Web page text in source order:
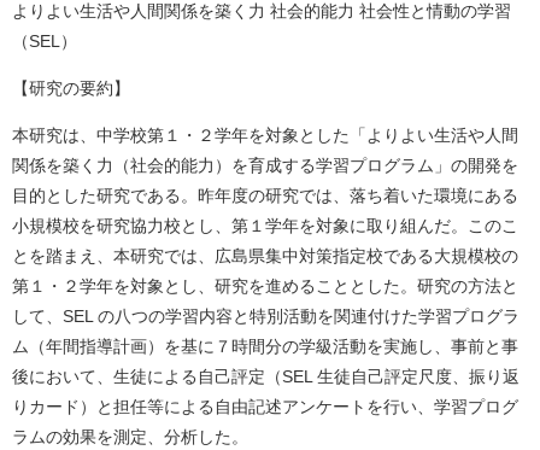
よりよい生活や人間関係を築く力 社会的能力 社会性と情動の学習
（SEL）
【研究の要約】
本研究は、中学校第１・２学年を対象とした「よりよい生活や人間
関係を築く力（社会的能力）を育成する学習プログラム」の開発を
目的とした研究である。昨年度の研究では、落ち着いた環境にある
小規模校を研究協力校とし、第１学年を対象に取り組んだ。このこ
とを踏まえ、本研究では、広島県集中対策指定校である大規模校の
第１・２学年を対象とし、研究を進めることとした。研究の方法と
して、SEL の八つの学習内容と特別活動を関連付けた学習プログラ
ム（年間指導計画）を基に７時間分の学級活動を実施し、事前と事
後において、生徒による自己評定（SEL 生徒自己評定尺度、振り返
りカード）と担任等による自由記述アンケートを行い、学習プログ
ラムの効果を測定、分析した。